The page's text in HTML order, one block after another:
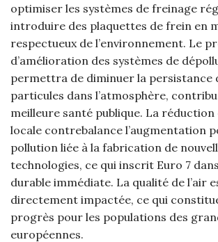
optimiser les systèmes de freinage
introduire des plaquettes de frein en
respectueux de l’environnement. Le
d’amélioration des systèmes de
permettra de diminuer la persistance
particules dans l’atmosphère,
meilleure santé publique. La
locale contrebalance l’augmentation
pollution liée à la fabrication de
technologies, ce qui inscrit Euro 7
durable immédiate. La qualité de l’air
directement impactée, ce qui
progrès pour les populations des
européennes.